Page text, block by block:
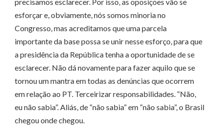
esforçar e, obviamente, nós somos minoria no
Congresso, mas acreditamos que uma parcela
importante da base possa se unir nesse esforço, para que
a presidência da República tenha a oportunidade de se
esclarecer. Não dá novamente para fazer aquilo que se
tornou um mantra em todas as denúncias que ocorrem
em relação ao PT. Terceirizar responsabilidades. “Não,
eu não sabia”. Aliás, de “não sabia” em “não sabia”, o Brasil
chegou onde chegou.